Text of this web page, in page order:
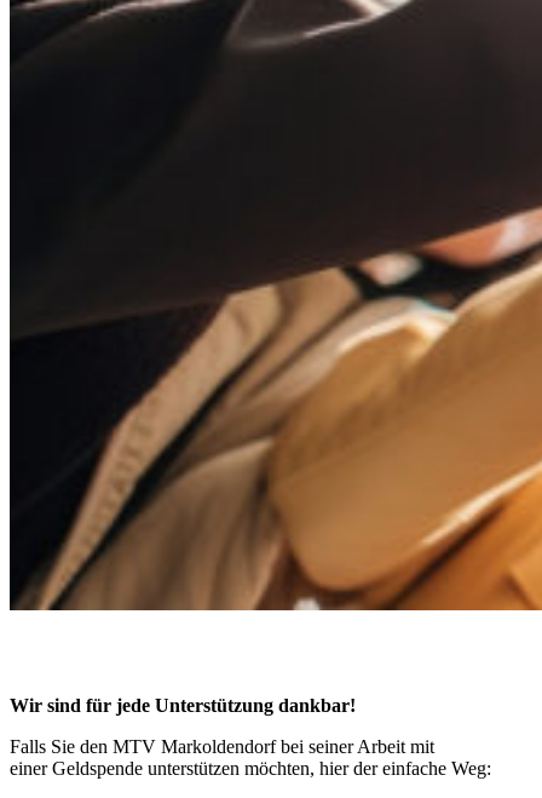
Wir sind für jede Unterstützung dankbar!
Falls Sie den MTV Markoldendorf bei seiner Arbeit mit
einer Geldspende unterstützen möchten, hier der einfache Weg: